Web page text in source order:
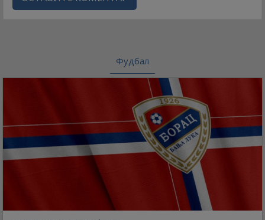
Фудбал